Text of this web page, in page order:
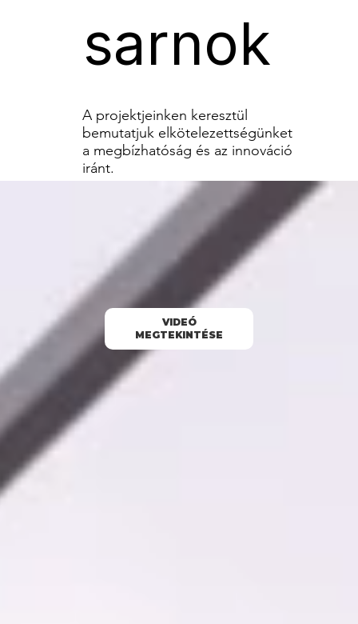
sarnok
A projektjeinken keresztül
bemutatjuk elkötelezettségünket
a megbízhatóság és az innováció
iránt.
VIDEÓ
MEGTEKINTÉSE